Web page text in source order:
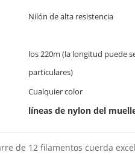
Nilón de alta resistencia
los 220m (la longitud puede
particulares)
Cualquier color
líneas de nylon del
de 12 filamentos cuerda